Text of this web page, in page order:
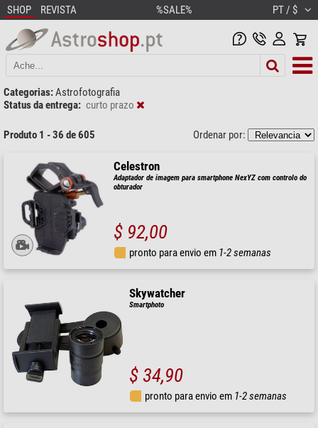
SHOP REVISTA %SALE% PT / $
Categorias:Astrofotografia
Status da entrega: curto prazo
Produto 1 - 36 de 605 Ordenar por:
Celestron
Adaptador de imagem para smartphone NexYZ com controlo do
obturador
$ 92,00
pronto para envio em 1-2 semanas
Skywatcher
Smartphoto
$ 34,90
pronto para envio em 1-2 semanas